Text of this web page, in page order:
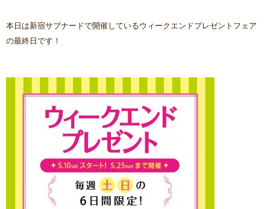
本日は新宿サブナードで開催しているウィークエンドプレゼントフェア
の最終日です！